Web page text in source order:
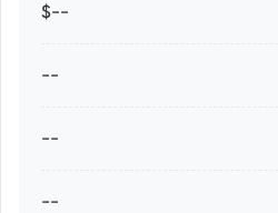
--$
--
--
--